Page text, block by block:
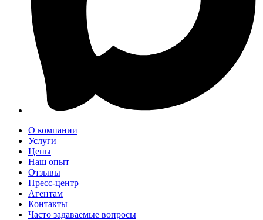
О компании
Услуги
Цены
Наш опыт
Отзывы
Пресс-центр
Агентам
Контакты
Часто задаваемые вопросы